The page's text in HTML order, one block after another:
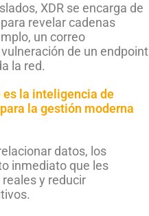
XDR se encarga de
revelar cadenas
un correo
de un endpoint
la red.
es la inteligencia de
la gestión moderna
datos, los
inmediato que les
y reducir